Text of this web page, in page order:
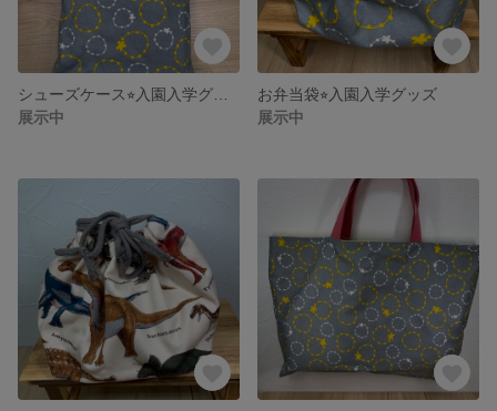
展示中
お弁当袋⭐︎入園入学グッズ
展示中